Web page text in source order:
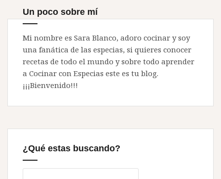
Un poco sobre mí
Mi nombre es Sara Blanco, adoro cocinar y soy
una fanática de las especias, si quieres conocer
recetas de todo el mundo y sobre todo aprender
a Cocinar con Especias este es tu blog.
¡¡¡Bienvenido!!!
¿Qué estas buscando?